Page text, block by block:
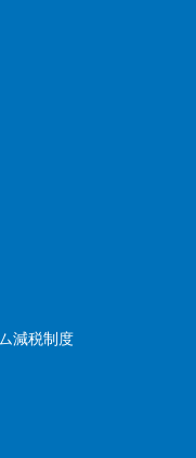
減税制度